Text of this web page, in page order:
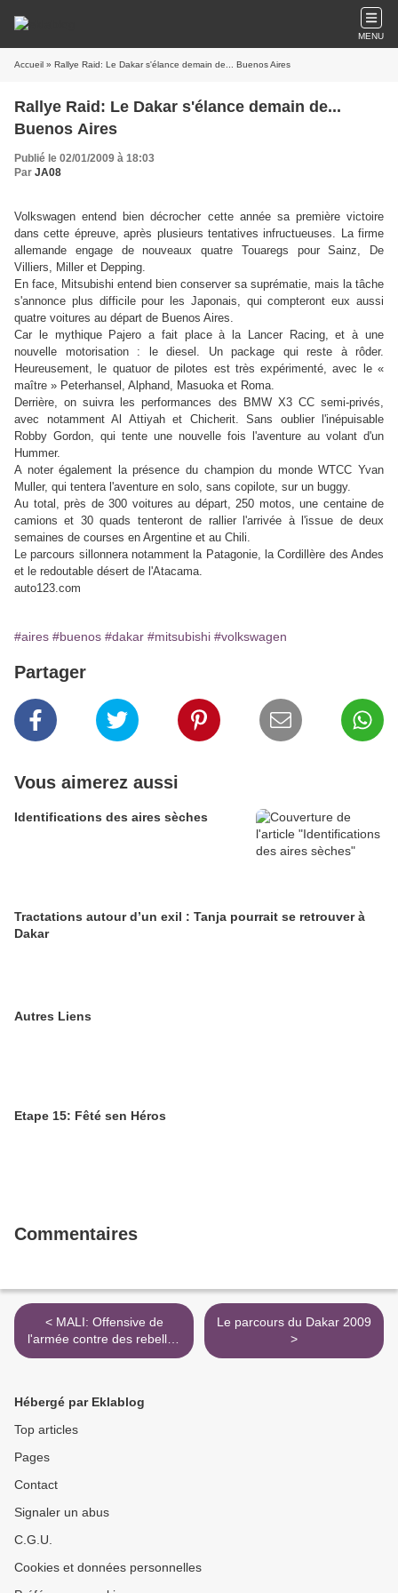
MENU
Accueil » Rallye Raid: Le Dakar s'élance demain de... Buenos Aires
Rallye Raid: Le Dakar s'élance demain de...
Buenos Aires
Publié le 02/01/2009 à 18:03
Par JA08
Volkswagen entend bien décrocher cette année sa première victoire
dans cette épreuve, après plusieurs tentatives infructueuses. La firme
allemande engage de nouveaux quatre Touaregs pour Sainz, De
Villiers, Miller et Depping.
En face, Mitsubishi entend bien conserver sa suprématie, mais la tâche
s'annonce plus difficile pour les Japonais, qui compteront eux aussi
quatre voitures au départ de Buenos Aires.
Car le mythique Pajero a fait place à la Lancer Racing, et à une
nouvelle motorisation : le diesel. Un package qui reste à rôder.
Heureusement, le quatuor de pilotes est très expérimenté, avec le «
maître » Peterhansel, Alphand, Masuoka et Roma.
Derrière, on suivra les performances des BMW X3 CC semi-privés,
avec notamment Al Attiyah et Chicherit. Sans oublier l'inépuisable
Robby Gordon, qui tente une nouvelle fois l'aventure au volant d'un
Hummer.
A noter également la présence du champion du monde WTCC Yvan
Muller, qui tentera l'aventure en solo, sans copilote, sur un buggy.
Au total, près de 300 voitures au départ, 250 motos, une centaine de
camions et 30 quads tenteront de rallier l'arrivée à l'issue de deux
semaines de courses en Argentine et au Chili.
Le parcours sillonnera notamment la Patagonie, la Cordillère des Andes
et le redoutable désert de l'Atacama.
auto123.com
#aires #buenos #dakar #mitsubishi #volkswagen
Partager
Vous aimerez aussi
Identifications des aires sèches
Tractations autour d’un exil : Tanja pourrait se retrouver à
Dakar
Autres Liens
Etape 15: Fêté sen Héros
Commentaires
< MALI: Offensive de
l'armée contre des rebelles
touaregs
Le parcours du Dakar 2009
>
Hébergé par Eklablog
Top articles
Pages
Contact
Signaler un abus
C.G.U.
Cookies et données personnelles